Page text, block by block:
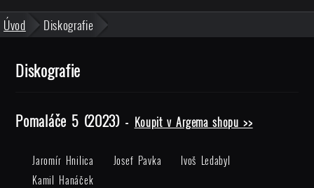
Úvod Diskografie
Diskografie
Pomaláče 5 (2023) - Koupit v Argema shopu >>
Jaromír Hnilica Josef Pavka
Ivoš Ledabyl
Kamil Hanáček